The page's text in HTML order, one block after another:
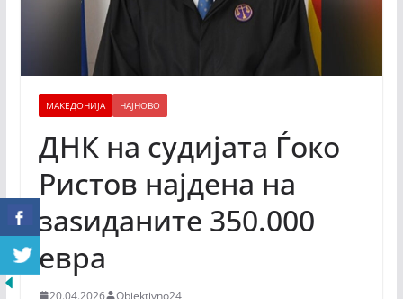
МАКЕДОНИЈА НАЈНОВО
ДНК на судијата Ѓоко
Ристов најдена на
заѕиданите 350.000
евра
20.04.2026 Objektivno24